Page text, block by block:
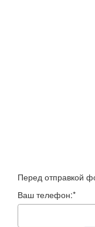
Перед отправкой
Ваш телефон:*